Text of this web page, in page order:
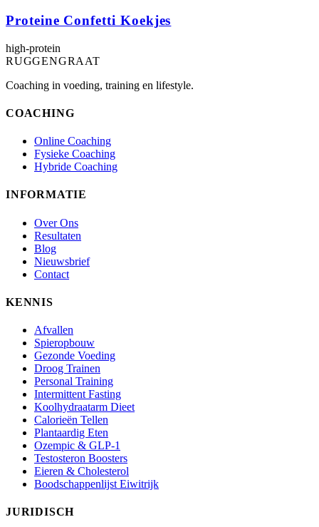
Proteine Confetti Koekjes
high-protein
RUGGENGRAAT
Coaching in voeding, training en lifestyle.
COACHING
Online Coaching
Fysieke Coaching
Hybride Coaching
INFORMATIE
Over Ons
Resultaten
Blog
Nieuwsbrief
Contact
KENNIS
Afvallen
Spieropbouw
Gezonde Voeding
Droog Trainen
Personal Training
Intermittent Fasting
Koolhydraatarm Dieet
Calorieën Tellen
Plantaardig Eten
Ozempic & GLP-1
Testosteron Boosters
Eieren & Cholesterol
Boodschappenlijst Eiwitrijk
JURIDISCH